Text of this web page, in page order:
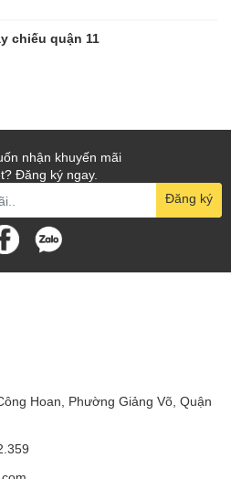
chiếu quận 11
nhận khuyến mãi
Đăng ký ngay.
Đăng ký
Hoan, Phường Giảng Võ, Quận